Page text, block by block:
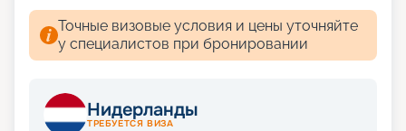
Точные визовые условия и цены уточняйте
у специалистов при бронировании
Нидерланды
ТРЕБУЕТСЯ ВИЗА